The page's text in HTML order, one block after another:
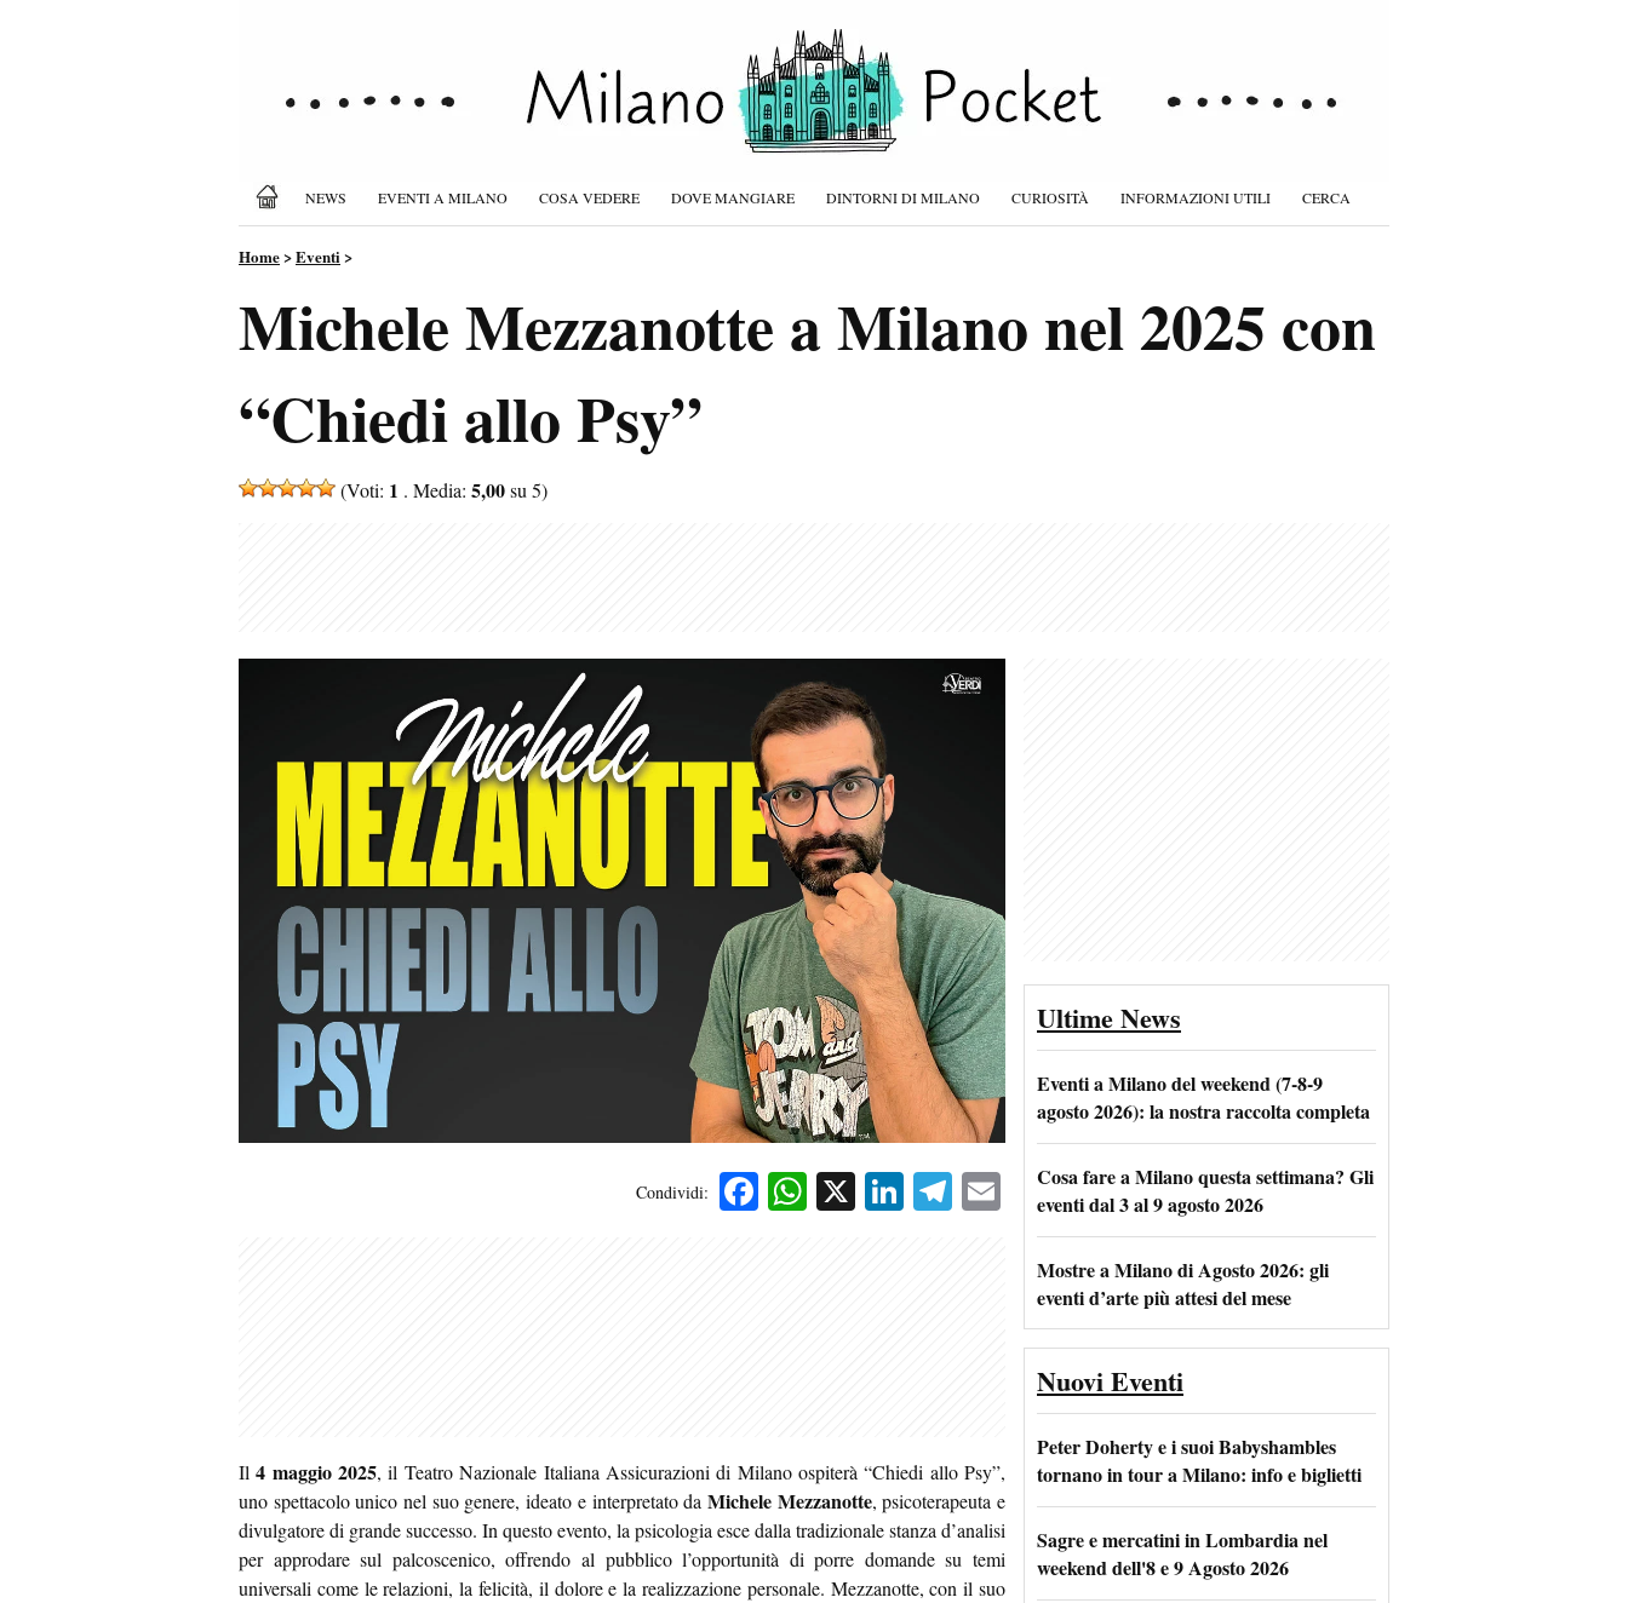
NEWS EVENTI A MILANO COSA VEDERE DOVE MANGIARE DINTORNI DI MILANO CURIOSITÀ INFORMAZIONI UTILI CERCA
Home>Eventi>
Michele Mezzanotte a Milano nel 2025 con
“Chiedi allo Psy”
(Voti: 1 . Media: 5,00su 5)
Condividi: Facebook
WhatsApp
X LinkedIn
Telegram
Email
Il4 maggio 2025, il Teatro Nazionale Italiana Assicurazioni di Milano ospiterà “Chiedi allo Psy”,
uno spettacolo unico nel suo genere, ideato e interpretato da Michele Mezzanotte, psicoterapeuta e
divulgatore di grande successo. In questo evento, la psicologia esce dalla tradizionale stanza d’analisi
per approdare sul palcoscenico, offrendo al pubblico l’opportunità di porre domande su temi
universali come le relazioni, la felicità, il dolore e la realizzazione personale. Mezzanotte, con il suo
Ultime News
Eventi a Milano del weekend (7-8-9
agosto 2026): la nostra raccolta completa
Cosa fare a Milano questa settimana? Gli
eventi dal 3 al 9 agosto 2026
Mostre a Milano di Agosto 2026: gli
eventi d’arte più attesi del mese
Nuovi Eventi
Peter Doherty e i suoi Babyshambles
tornano in tour a Milano: info e biglietti
Sagre e mercatini in Lombardia nel
weekend dell'8 e 9 Agosto 2026